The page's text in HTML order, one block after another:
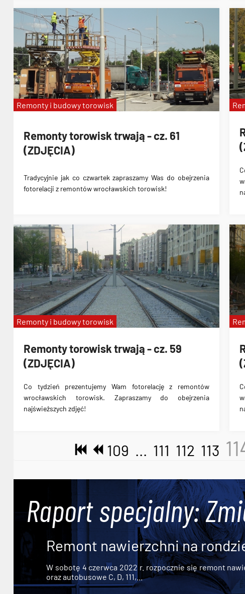
Remonty torowisk trwają - cz. 61
(ZDJĘCIA)
Tradycyjnie jak co czwartek zapraszamy Was do obejrzenia
fotorelacji z remontów wrocławskich torowisk!
Remonty i budowy torowisk
Remonty torowisk trwają - cz. 59
(ZDJĘCIA)
Co tydzień prezentujemy Wam fotorelację z remontów
wrocławskich torowisk. Zapraszamy do obejrzenia
najświeższych zdjęć!
Remonty i budowy torowisk
109 ... 111 112 113
Raport specjalny:
Remont nawierzchni na
W sobotę 4 czerwca 2022 r. rozpocznie się remont
oraz autobusowe C, D, 111,...